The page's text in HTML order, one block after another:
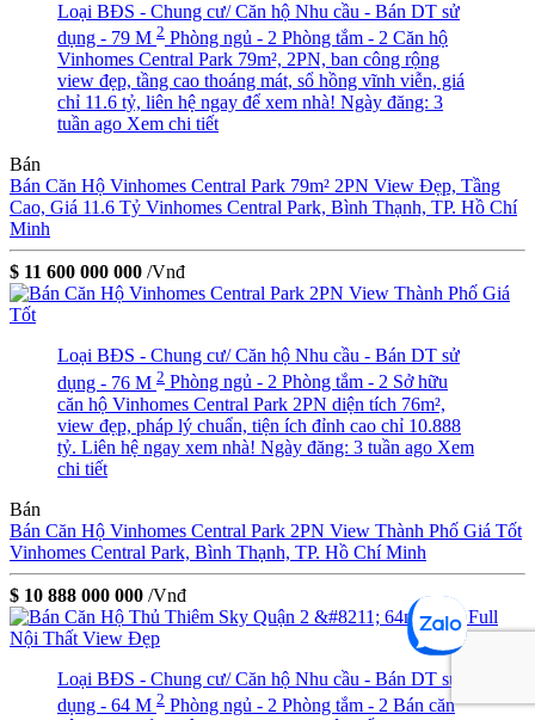
Loại BĐS - Chung cư/ Căn hộ Nhu cầu - Bán DT sử
dụng - 79 M 2 Phòng ngủ - 2 Phòng tắm - 2 Căn hộ
Vinhomes Central Park 79m², 2PN, ban công rộng
view đẹp, tầng cao thoáng mát, sổ hồng vĩnh viễn, giá
chỉ 11.6 tỷ, liên hệ ngay để xem nhà! Ngày đăng: 3
tuần ago Xem chi tiết
Bán
Bán Căn Hộ Vinhomes Central Park 79m² 2PN View Đẹp, Tầng
Cao, Giá 11.6 Tỷ Vinhomes Central Park, Bình Thạnh, TP. Hồ Chí
Minh
$ 11 600 000 000 /Vnđ
Loại BĐS - Chung cư/ Căn hộ Nhu cầu - Bán DT sử
dụng - 76 M 2 Phòng ngủ - 2 Phòng tắm - 2 Sở hữu
căn hộ Vinhomes Central Park 2PN diện tích 76m²,
view đẹp, pháp lý chuẩn, tiện ích đỉnh cao chỉ 10.888
tỷ. Liên hệ ngay xem nhà! Ngày đăng: 3 tuần ago Xem
chi tiết
Bán
Bán Căn Hộ Vinhomes Central Park 2PN View Thành Phố Giá Tốt
Vinhomes Central Park, Bình Thạnh, TP. Hồ Chí Minh
$ 10 888 000 000 /Vnđ
Loại BĐS - Chung cư/ Căn hộ Nhu cầu - Bán DT sử
dụng - 64 M 2 Phòng ngủ - 2 Phòng tắm - 2 Bán căn